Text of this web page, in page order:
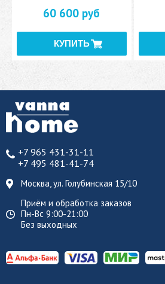
60 600 руб
+7 965 431-31-11
+7 495 481-41-74
Москва, ул. Голубинская 15/10
Приём и обработка заказов
Пн-Вс 9:00-21:00
Без выходных